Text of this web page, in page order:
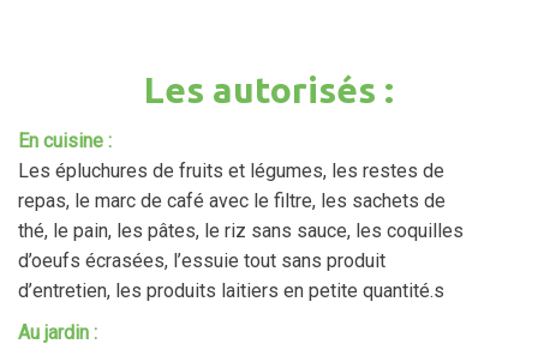
Les autorisés :
En cuisine :
Les épluchures de fruits et légumes, les restes de
repas, le marc de café avec le filtre, les sachets de
thé, le pain, les pâtes, le riz sans sauce, les coquilles
d’oeufs écrasées, l’essuie tout sans produit
d’entretien, les produits laitiers en petite quantité.s
Au jardin :